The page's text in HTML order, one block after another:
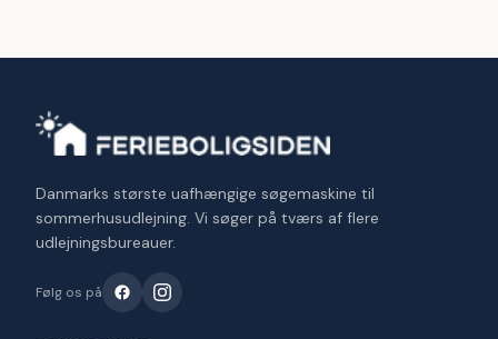
Danmarks største uafhængige søgemaskine til
sommerhusudlejning. Vi søger på tværs af flere
udlejningsbureauer.
Følg os på